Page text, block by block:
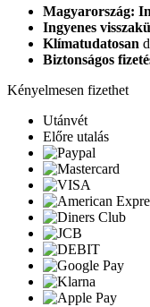
Magyarország:
Ingyenes
Klímatudatosan
Biztonságos
Kényelmesen fizethet
Utánvét
Előre utalás